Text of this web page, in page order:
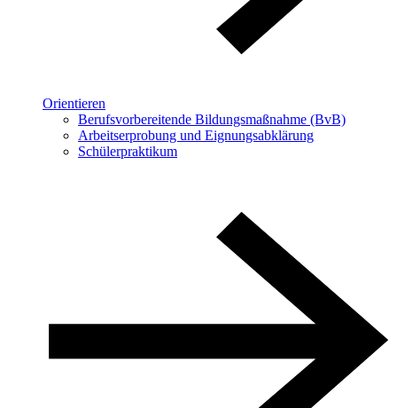
Orientieren
Berufsvorbereitende Bildungsmaßnahme (BvB)
Arbeitserprobung und Eignungsabklärung
Schülerpraktikum